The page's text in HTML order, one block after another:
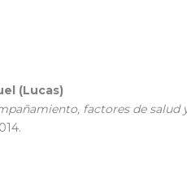
(Lucas)
factores de salud